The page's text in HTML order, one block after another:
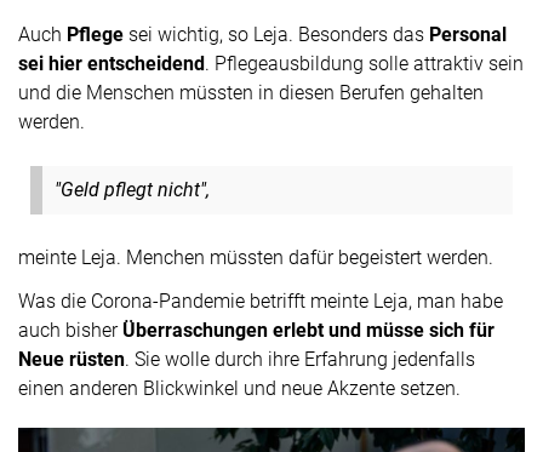
Auch Pflege sei wichtig, so Leja. Besonders das Personal
sei hier entscheidend. Pflegeausbildung solle attraktiv sein
und die Menschen müssten in diesen Berufen gehalten
werden.
"Geld pflegt nicht",
meinte Leja. Menchen müssten dafür begeistert werden.
Was die Corona-Pandemie betrifft meinte Leja, man habe
auch bisherÜberraschungen erlebt und müsse sich für
Neue rüsten. Sie wolle durch ihre Erfahrung jedenfalls
einen anderen Blickwinkel und neue Akzente setzen.